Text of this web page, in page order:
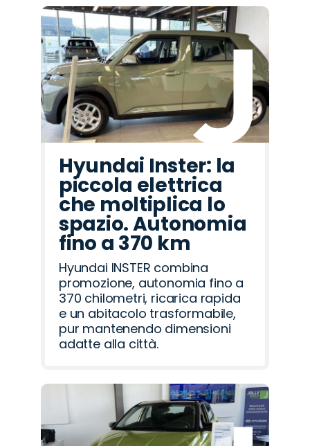
Hyundai Inster: la
piccola elettrica
che moltiplica lo
spazio. Autonomia
fino a 370 km
Hyundai INSTER combina
promozione, autonomia fino a
370 chilometri, ricarica rapida
e un abitacolo trasformabile,
pur mantenendo dimensioni
adatte alla città.